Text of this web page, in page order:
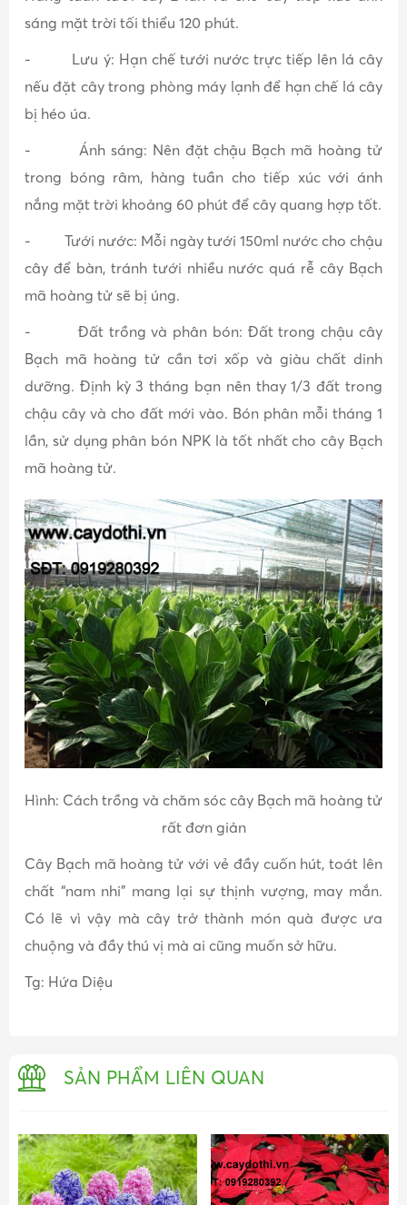
sáng mặt trời tối thiểu 120 phút.
- Lưu ý: Hạn chế tưới nước trực tiếp lên lá cây
nếu đặt cây trong phòng máy lạnh để hạn chế lá cây
bị héo úa.
- Ánh sáng: Nên đặt chậu Bạch mã hoàng tử
trong bóng râm, hàng tuần cho tiếp xúc với ánh
nắng mặt trời khoảng 60 phút để cây quang hợp tốt.
- Tưới nước: Mỗi ngày tưới 150ml nước cho chậu
cây để bàn, tránh tưới nhiều nước quá rễ cây Bạch
mã hoàng tử sẽ bị úng.
- Đất trồng và phân bón: Đất trong chậu cây
Bạch mã hoàng tử cần tơi xốp và giàu chất dinh
dưỡng. Định kỳ 3 tháng bạn nên thay 1/3 đất trong
chậu cây và cho đất mới vào. Bón phân mỗi tháng 1
lần, sử dụng phân bón NPK là tốt nhất cho cây Bạch
mã hoàng tử.
Hình: Cách trồng và chăm sóc cây Bạch mã hoàng tử
rất đơn giản
Cây Bạch mã hoàng tử với vẻ đầy cuốn hút, toát lên
chất “nam nhi” mang lại sự thịnh vượng, may mắn.
Có lẽ vì vậy mà cây trở thành món quà được ưa
chuộng và đầy thú vị mà ai cũng muốn sở hữu.
Tg: Hứa Diệu
SẢN PHẨM LIÊN QUAN